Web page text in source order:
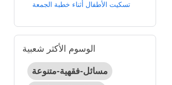
تسكيت الأطفال أثناء خطبة الجمعة
الوسوم الأكثر شعبية
مسائل-فقهية-متنوعة